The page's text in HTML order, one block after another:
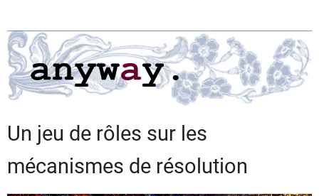
Un jeu de rôles sur les
mécanismes de résolution